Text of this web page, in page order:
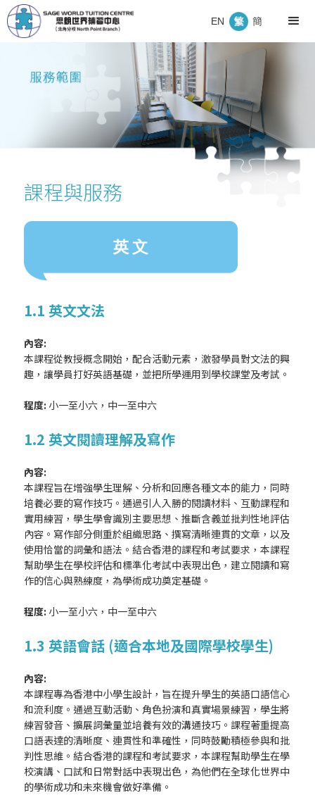
EN 簡
課程與服務
1.1 英文文法
內容:
本課程從教授概念開始，配合活動元素，激發學員對文法的興
趣，讓學員打好英語基礎，並把所學運用到學校課堂及考試。
程度: 小一至小六，中一至中六
1.2 英文閱讀理解及寫作
內容:
本課程旨在增強學生理解、分析和回應各種文本的能力，同時
培養必要的寫作技巧。通過引人入勝的閱讀材料、互動課程和
實用練習，學生學會識別主要思想、推斷含義並批判性地評估
內容。寫作部分側重於組織思路、撰寫清晰連貫的文章，以及
使用恰當的詞彙和語法。結合香港的課程和考試要求，本課程
幫助學生在學校評估和標準化考試中表現出色，建立閱讀和寫
作的信心與熟練度，為學術成功奠定基礎。
程度: 小一至小六，中一至中六
1.3 英語會話 (適合本地及國際學校學生)
內容:
本課程專為香港中小學生設計，旨在提升學生的英語口語信心
和流利度。通過互動活動、角色扮演和真實場景練習，學生將
練習發音、擴展詞彙量並培養有效的溝通技巧。課程著重提高
口語表達的清晰度、連貫性和準確性，同時鼓勵積極參與和批
判性思維。結合香港的課程和考試要求，本課程幫助學生在學
校演講、口試和日常對話中表現出色，為他們在全球化世界中
的學術成功和未來機會做好準備。